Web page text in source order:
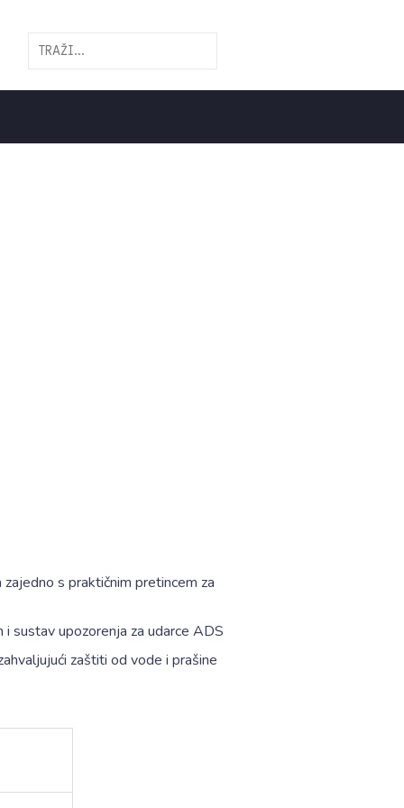
s praktičnim pretincem za
sustav upozorenja za udarce ADS
zaštiti od vode i prašine